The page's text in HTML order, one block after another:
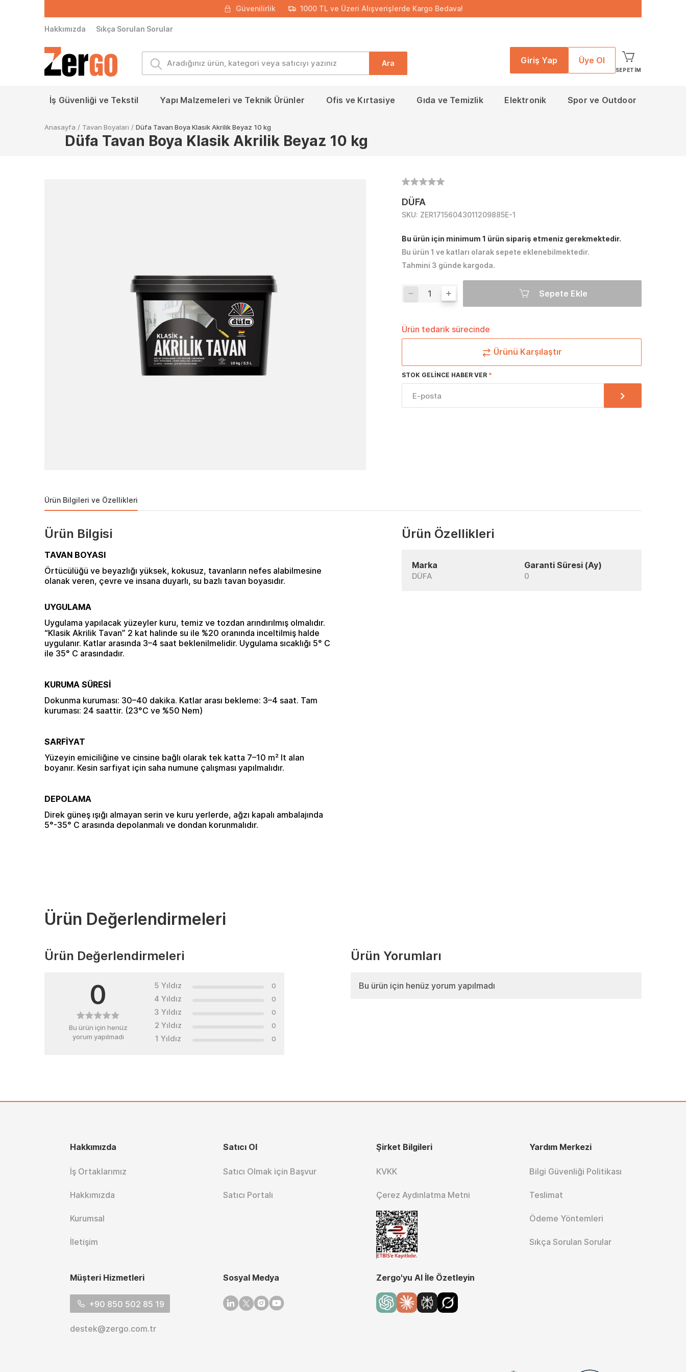
Güvenilirlik 1000 TL ve Üzeri Alışverişlerde Kargo Bedava!
Hakkımızda Sıkça Sorulan Sorular
Ara Giriş Yap Üye Ol
SEPETIM
İş Güvenliği ve Tekstil Yapı Malzemeleri ve Teknik Ürünler Ofis ve Kırtasiye Gıda ve Temizlik Elektronik Spor ve Outdoor
Anasayfa / Tavan Boyaları / Düfa Tavan Boya Klasik Akrilik Beyaz 10 kg
Düfa Tavan Boya Klasik Akrilik Beyaz 10 kg
DÜFA
SKU: ZER17156043011209885E-1
Bu ürün için minimum 1 ürün sipariş etmeniz gerekmektedir.
Bu ürün 1 ve katları olarak sepete eklenebilmektedir.
Tahmini 3 günde kargoda.
Sepete Ekle
Ürün tedarik sürecinde
Ürünü Karşılaştır
STOK GELINCE HABER VER
Ürün Bilgileri ve Özellikleri
Ürün Bilgisi
TAVAN BOYASI
Örtücülüğü ve beyazlığı yüksek, kokusuz, tavanların nefes alabilmesine
olanak veren, çevre ve insana duyarlı, su bazlı tavan boyasıdır.
UYGULAMA
Uygulama yapılacak yüzeyler kuru, temiz ve tozdan arındırılmış olmalıdır.
“Klasik Akrilik Tavan” 2 kat halinde su ile %20 oranında inceltilmiş halde
uygulanır. Katlar arasında 3–4 saat beklenilmelidir. Uygulama sıcaklığı 5° C
ile 35° C arasındadır.
KURUMA SÜRESİ
Dokunma kuruması: 30–40 dakika. Katlar arası bekleme: 3–4 saat. Tam
kuruması: 24 saattir. (23°C ve %50 Nem)
SARFİYAT
Yüzeyin emiciliğine ve cinsine bağlı olarak tek katta 7–10 m² lt alan
boyanır. Kesin sarfiyat için saha numune çalışması yapılmalıdır.
DEPOLAMA
Direk güneş ışığı almayan serin ve kuru yerlerde, ağzı kapalı ambalajında
5°-35° C arasında depolanmalı ve dondan korunmalıdır.
Ürün Özellikleri
Marka
DÜFA
Garanti Süresi (Ay)
0
Ürün Değerlendirmeleri
Ürün Değerlendirmeleri
0
Bu ürün için henüz
yorum yapılmadı
5 Yıldız 0
4 Yıldız 0
3 Yıldız 0
2 Yıldız 0
1 Yıldız 0
Ürün Yorumları
Bu ürün için henüz yorum yapılmadı
Hakkımızda
İş Ortaklarımız
Hakkımızda
Kurumsal
İletişim
Satıcı Ol
Satıcı Olmak için Başvur
Satıcı Portalı
Şirket Bilgileri
KVKK
Çerez Aydınlatma Metni
Yardım Merkezi
Bilgi Güvenliği Politikası
Teslimat
Ödeme Yöntemleri
Sıkça Sorulan Sorular
Müşteri Hizmetleri
+90 850 502 85 19
destek@zergo.com.tr
Sosyal Medya
Linkedin
TwitterInstagram
Youtube
Zergo'yu AI İle Özetleyin